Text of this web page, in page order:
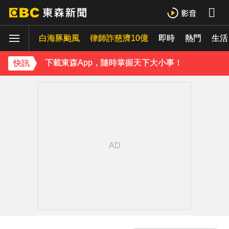
白海豚颱風 律師詐慈濟10億 即時 熱門 生活
快訊
《理財達人秀》X 安聯投信免費講座報名中！搶先卡位 2027
下載東森App，隨時掌握天下大小事！